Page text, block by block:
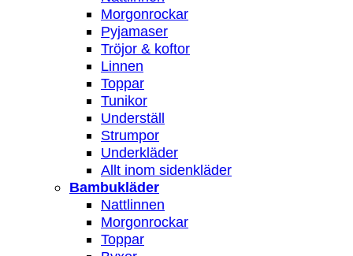
Morgonrockar
Pyjamaser
Tröjor & koftor
Linnen
Toppar
Tunikor
Underställ
Strumpor
Underkläder
Allt inom sidenkläder
Bambukläder
Nattlinnen
Morgonrockar
Toppar